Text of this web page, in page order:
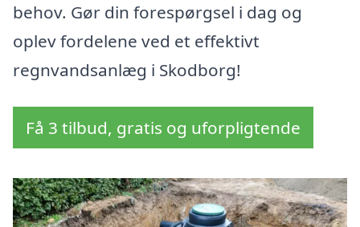
behov. Gør din forespørgsel i dag og
oplev fordelene ved et effektivt
regnvandsanlæg i Skodborg!
Få 3 tilbud, gratis og uforpligtende